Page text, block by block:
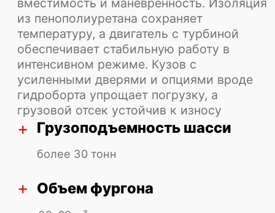
+ Коробка передач
механическая, число передач:
вперед - 12, назад - 2
+ Топливный бак
400 литров
+ Расход топлива
от 35 л/100 км